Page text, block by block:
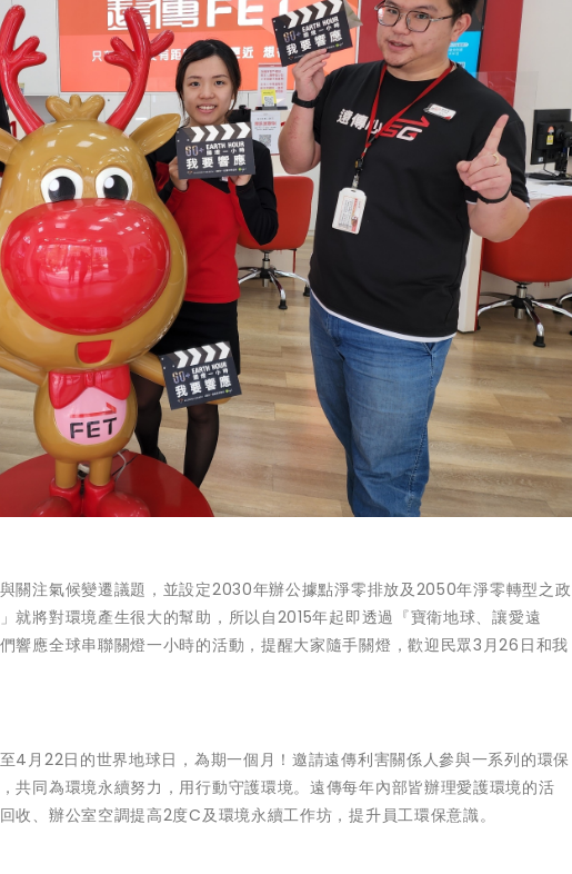
關注氣候變遷議題，並設定2030年辦公據點淨零排放及2050年淨零轉型之政
就將對環境產生很大的幫助，所以自2015年起即透過『寶衛地球、讓愛遠
響應全球串聯關燈一小時的活動，提醒大家隨手關燈，歡迎民眾3月26日和我
4月22日的世界地球日，為期一個月！邀請遠傳利害關係人參與一系列的環保
共同為環境永續努力，用行動守護環境。遠傳每年內部皆辦理愛護環境的活
收、辦公室空調提高2度C及環境永續工作坊，提升員工環保意識。